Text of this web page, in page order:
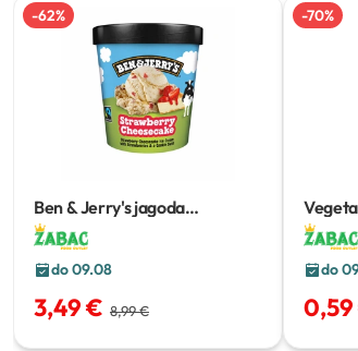
-62%
Ben & Jerry's jagoda
cheesecake
do 09.08
3,49 € 8,99 €
-70%
do